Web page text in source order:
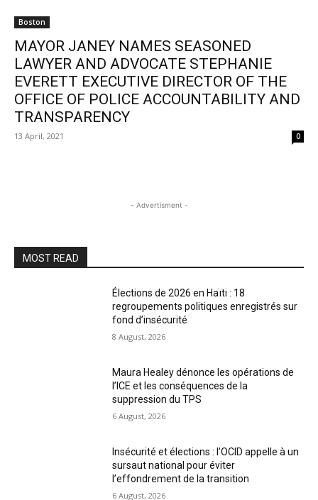
Boston
MAYOR JANEY NAMES SEASONED
LAWYER AND ADVOCATE STEPHANIE
EVERETT EXECUTIVE DIRECTOR OF THE
OFFICE OF POLICE ACCOUNTABILITY AND
TRANSPARENCY
13 April, 2021 0
- Advertisment -
MOST READ
Élections de 2026 en Haïti : 18
regroupements politiques enregistrés sur
fond d’insécurité
8 August, 2026
Maura Healey dénonce les opérations de
l’ICE et les conséquences de la
suppression du TPS
6 August, 2026
Insécurité et élections : l’OCID appelle à un
sursaut national pour éviter
l’effondrement de la transition
6 August, 2026